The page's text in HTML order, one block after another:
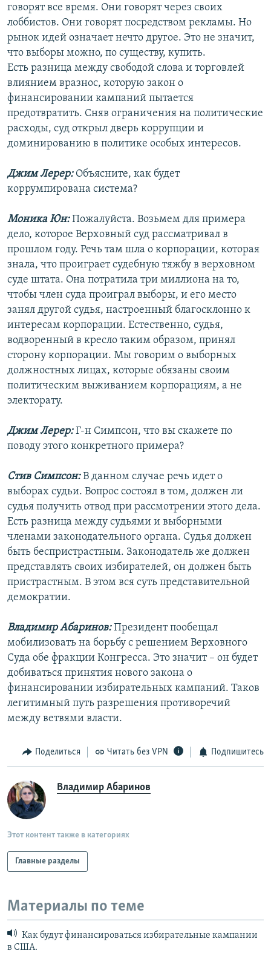
говорят все время. Они говорят через своих
лоббистов. Они говорят посредством рекламы. Но
рынок идей означает нечто другое. Это не значит,
что выборы можно, по существу, купить.
Есть разница между свободой слова и торговлей
влиянием вразнос, которую закон о
финансировании кампаний пытается
предотвратить. Сняв ограничения на политические
расходы, суд открыл дверь коррупции и
доминированию в политике особых интересов.
Джим Лерер: Объясните, как будет
коррумпирована система?
Моника Юн:Пожалуйста. Возьмем для примера
дело, которое Верховный суд рассматривал в
прошлом году. Речь там шла о корпорации, которая
знала, что проиграет судебную тяжбу в верховном
суде штата. Она потратила три миллиона на то,
чтобы член суда проиграл выборы, и его место
занял другой судья, настроенный благосклонно к
интересам корпорации. Естественно, судья,
водворенный в кресло таким образом, принял
сторону корпорации. Мы говорим о выборных
должностных лицах, которые обязаны своим
политическим выживанием корпорациям, а не
электорату.
Джим Лерер:Г-н Симпсон, что вы скажете по
поводу этого конкретного примера?
Стив Симпсон:В данном случае речь идет о
выборах судьи. Вопрос состоял в том, должен ли
судья получить отвод при рассмотрении этого дела.
Есть разница между судьями и выборными
членами законодательного органа. Судья должен
быть беспристрастным. Законодатель же должен
представлять своих избирателей, он должен быть
пристрастным. В этом вся суть представительной
демократии.
Владимир Абаринов:Президент пообещал
мобилизовать на борьбу с решением Верховного
Суда обе фракции Конгресса. Это значит – он будет
добиваться принятия нового закона о
финансировании избирательных кампаний. Таков
легитимный путь разрешения противоречий
между ветвями власти.
Поделиться Читать без VPN Подпишитесь
Владимир Абаринов
Этот контент также в категориях
Главные разделы
Материалы по теме
Как будут финансироваться избирательные кампании
в США.